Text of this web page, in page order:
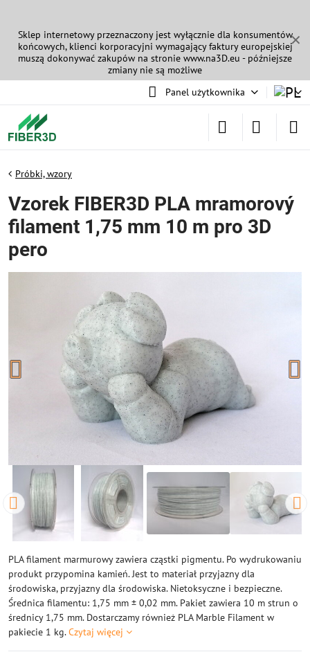
✕
Sklep internetowy przeznaczony jest wyłącznie dla konsumentów
końcowych, klienci korporacyjni wymagający faktury europejskiej
muszą dokonywać zakupów na stronie www.na3D.eu - późniejsze
zmiany nie są możliwe
Panel użytkownika
Próbki, wzory
Vzorek FIBER3D PLA mramorový
filament 1,75 mm 10 m pro 3D
pero
PLA filament marmurowy zawiera cząstki pigmentu. Po wydrukowaniu
produkt przypomina kamień. Jest to materiał przyjazny dla
środowiska, przyjazny dla środowiska. Nietoksyczne i bezpieczne.
Średnica filamentu: 1,75 mm ± 0,02 mm. Pakiet zawiera 10 m strun o
średnicy 1,75 mm. Dostarczamy również PLA Marble Filament w
pakiecie 1 kg.Czytaj więcej